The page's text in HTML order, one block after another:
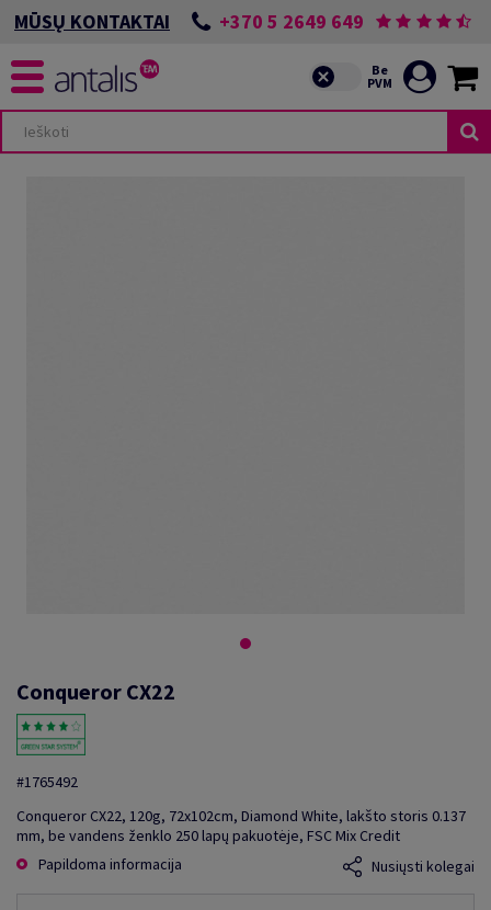
MŪSŲ KONTAKTAI +370 5 2649 649
Conqueror CX22
#1765492
Conqueror CX22, 120g, 72x102cm, Diamond White, lakšto storis 0.137
mm, be vandens ženklo 250 lapų pakuotėje, FSC Mix Credit
Papildoma informacija
Nusiųsti kolegai